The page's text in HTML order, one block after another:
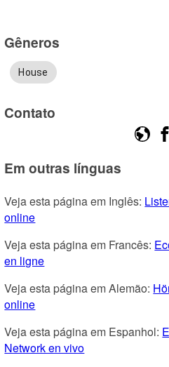
Gêneros
House
Contato
Em outras línguas
Veja esta página em Inglês:
online
Veja esta página em Francês:
en ligne
Veja esta página em Alemão:
online
Veja esta página em Espanhol:
Network en vivo